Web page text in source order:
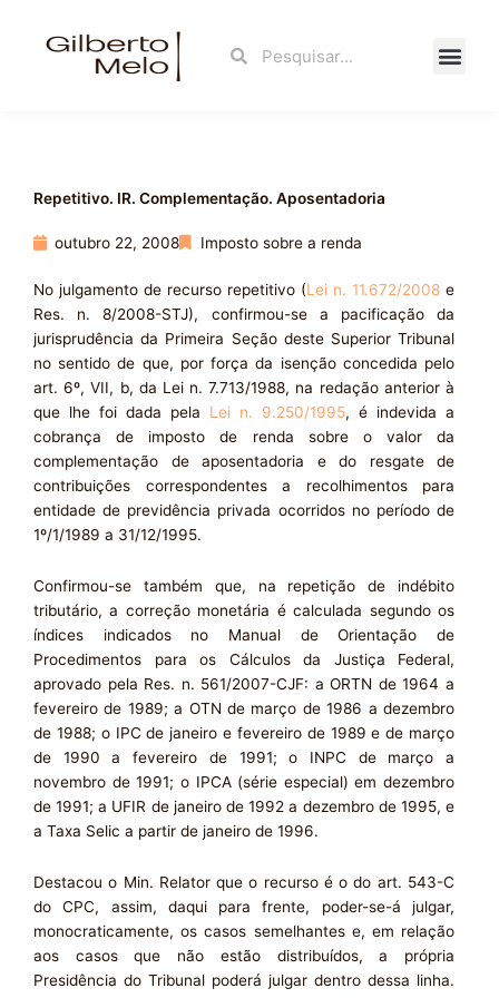
Search
Repetitivo. IR. Complementação. Aposentadoria
outubro 22, 2008 Imposto sobre a renda
No julgamento de recurso repetitivo (Lei n. 11.672/2008 e
Res. n. 8/2008-STJ), confirmou-se a pacificação da
jurisprudência da Primeira Seção deste Superior Tribunal
no sentido de que, por força da isenção concedida pelo
art. 6º, VII, b, da Lei n. 7.713/1988, na redação anterior à
que lhe foi dada pela Lei n. 9.250/1995, é indevida a
cobrança de imposto de renda sobre o valor da
complementação de aposentadoria e do resgate de
contribuições correspondentes a recolhimentos para
entidade de previdência privada ocorridos no período de
1º/1/1989 a 31/12/1995.
Confirmou-se também que, na repetição de indébito
tributário, a correção monetária é calculada segundo os
índices indicados no Manual de Orientação de
Procedimentos para os Cálculos da Justiça Federal,
aprovado pela Res. n. 561/2007-CJF: a ORTN de 1964 a
fevereiro de 1989; a OTN de março de 1986 a dezembro
de 1988; o IPC de janeiro e fevereiro de 1989 e de março
de 1990 a fevereiro de 1991; o INPC de março a
novembro de 1991; o IPCA (série especial) em dezembro
de 1991; a UFIR de janeiro de 1992 a dezembro de 1995, e
a Taxa Selic a partir de janeiro de 1996.
Destacou o Min. Relator que o recurso é o do art. 543-C
do CPC, assim, daqui para frente, poder-se-á julgar,
monocraticamente, os casos semelhantes e, em relação
aos casos que não estão distribuídos, a própria
Presidência do Tribunal poderá julgar dentro dessa linha.